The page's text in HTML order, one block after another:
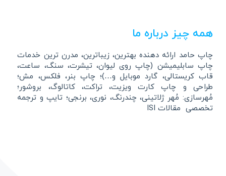
همه چیز درباره ما
چاپ حامد ارائه دهنده بهترین، زیباترین، مدرن ترین خدمات
چاپ سابلیمیشن (چاپ روی لیوان، تیشرت، سنگ، ساعت،
قاب کریستالی، گارد موبایل و…)؛ چاپ بنر، فلکس، مش؛
طراحی و چاپ کارت ویزیت، تراکت، کاتالوگ، بروشور؛
مُهرسازی: مُهر ژلاتینی، چندرنگ، نوری، برنجی؛ تایپ و ترجمه
تخصصی مقالات ISI